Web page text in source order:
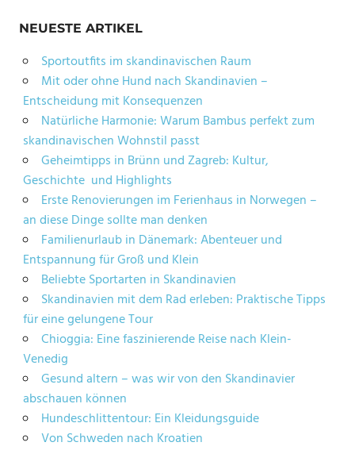
NEUESTE ARTIKEL
Sportoutfits im skandinavischen Raum
Mit oder ohne Hund nach Skandinavien –
Entscheidung mit Konsequenzen
Natürliche Harmonie: Warum Bambus perfekt zum
skandinavischen Wohnstil passt
Geheimtipps in Brünn und Zagreb: Kultur,
Geschichte und Highlights
Erste Renovierungen im Ferienhaus in Norwegen –
an diese Dinge sollte man denken
Familienurlaub in Dänemark: Abenteuer und
Entspannung für Groß und Klein
Beliebte Sportarten in Skandinavien
Skandinavien mit dem Rad erleben: Praktische Tipps
für eine gelungene Tour
Chioggia: Eine faszinierende Reise nach Klein-
Venedig
Gesund altern – was wir von den Skandinavier
abschauen können
Hundeschlittentour: Ein Kleidungsguide
Von Schweden nach Kroatien